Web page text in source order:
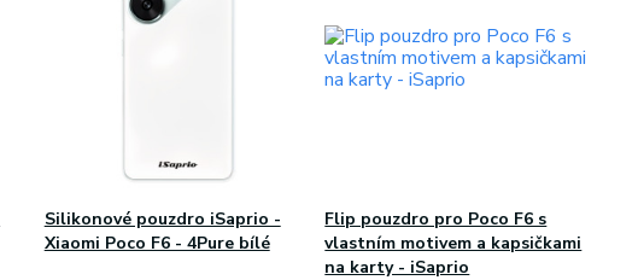
Silikonové pouzdro iSaprio -
Xiaomi Poco F6 - 4Pure bílé
Flip pouzdro pro Poco F6 s
vlastním motivem a kapsičkami
na karty - iSaprio